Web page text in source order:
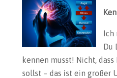
Ich
Du
kennen musst! Nicht,
sollst – das ist ein großer